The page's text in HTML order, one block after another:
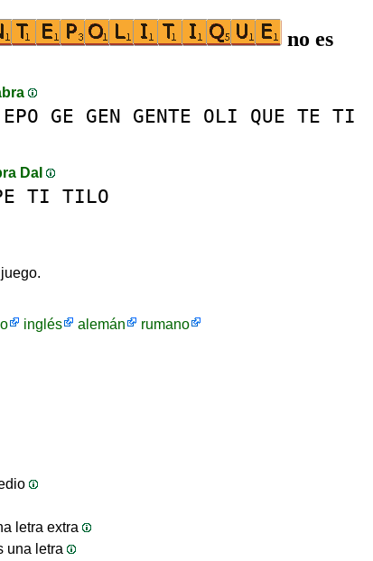
no es
EPO GE GEN GENTE OLI QUE TE TI
DaI
TI TILO
inglés alemán
rumano
letra extra
una letra